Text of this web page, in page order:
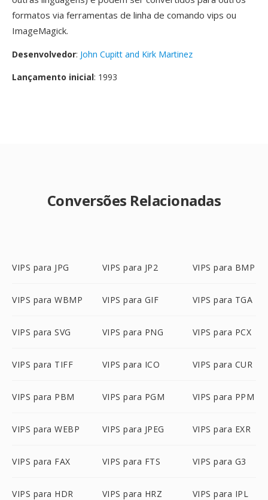
formatos via ferramentas de linha de comando vips ou
ImageMagick.
Desenvolvedor: John Cupitt and Kirk Martinez
Lançamento inicial: 1993
Conversões Relacionadas
VIPS para JPG VIPS para JP2 VIPS para BMP
VIPS para WBMP VIPS para GIF VIPS para TGA
VIPS para SVG VIPS para PNG VIPS para PCX
VIPS para TIFF VIPS para ICO VIPS para CUR
VIPS para PBM VIPS para PGM VIPS para PPM
VIPS para WEBP VIPS para JPEG VIPS para EXR
VIPS para FAX VIPS para FTS VIPS para G3
VIPS para HDR VIPS para HRZ VIPS para IPL